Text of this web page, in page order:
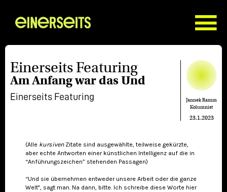
Einerseits Featuring
Am Anfang war das Und
Einerseits Featuring
Jannek Ramm
Kolumnist
23.1.2023
(Alle kursiven Zitate sind ausgewählte, teilweise gekürzte,
aber echte Antworten einer künstlichen Intelligenz auf die in
“Anführungszeichen” stehenden Passagen)
“Und sie übernehmen entweder unsere Arbeit oder die ganze
Welt'', sagt man. Na dann, bitte. Ich schreibe diese Worte hier